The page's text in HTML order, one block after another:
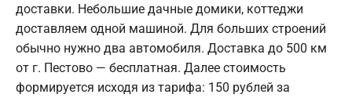
доставки. Небольшие дачные домики, коттеджи
доставляем одной машиной. Для больших строений
обычно нужно два автомобиля. Доставка до 500 км
от г. Пестово — бесплатная. Далее стоимость
формируется исходя из тарифа: 150 рублей за